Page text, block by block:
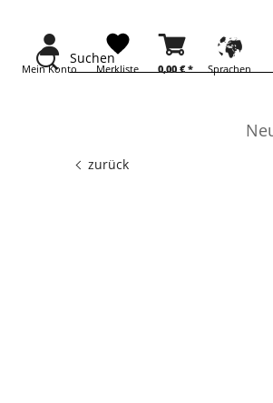
Suchen
Mein Konto 0,00 €*
Merkliste Sprachen
zurück